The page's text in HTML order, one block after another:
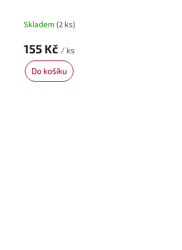
Skladem (2 ks)
155 Kč / ks
Do košíku